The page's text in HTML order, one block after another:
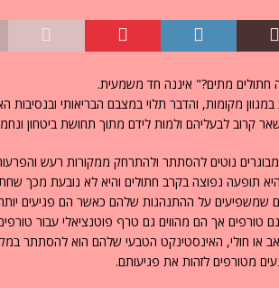
מתים?" איננה חד משמעית.
במגוון מקומות, והדבר תלוי במצבם הבריאותי ובנסיבות
קרוב לבעליהם ולמות לידם מתוך תחושת ביטחון
מבוגרים נוטים להסתתר ולהתרחק ממקורות רעש
תופעה נפוצה בקרב חתולים והיא לא נובעת מכך
שמשפיעים על ההתנהגות שלהם כאשר הם פגיעים
טורפים אך הם מהווים גם טרף פוטנציאלי עבור טורפים
או חולי, האינסטינקט הטבעי שלהם הוא להסתתר
מטורפים לזהות את פגיעותם.